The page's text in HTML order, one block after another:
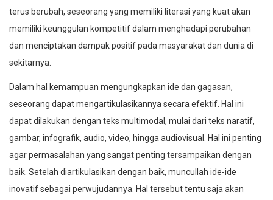
terus berubah, seseorang yang memiliki literasi yang kuat akan
memiliki keunggulan kompetitif dalam menghadapi perubahan
dan menciptakan dampak positif pada masyarakat dan dunia di
sekitarnya.
Dalam hal kemampuan mengungkapkan ide dan gagasan,
seseorang dapat mengartikulasikannya secara efektif. Hal ini
dapat dilakukan dengan teks multimodal, mulai dari teks naratif,
gambar, infografik, audio, video, hingga audiovisual. Hal ini penting
agar permasalahan yang sangat penting tersampaikan dengan
baik. Setelah diartikulasikan dengan baik, muncullah ide-ide
inovatif sebagai perwujudannya. Hal tersebut tentu saja akan